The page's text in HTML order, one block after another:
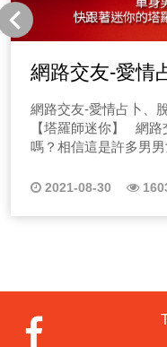
網路交友-愛情
卜愛情擺脫單
網路交友-愛情占卜、
【塔羅師迷你】 網路交友、交友軟體有機會修成正果
嗎？相信這是許多男
道德品行外，更在意
是個尬聊高手呢？不
對方在隻言片語中愛
列節目！ 占卜內容在7分30秒開始，找個安靜的地方，
2021-08-30